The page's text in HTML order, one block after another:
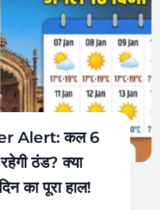
Alert: कल 6
ठंड? क्या
का पूरा हाल!